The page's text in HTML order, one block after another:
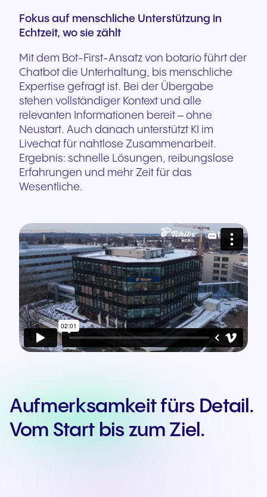
Fokus auf menschliche Unterstützung in
Echtzeit, wo sie zählt
Mit dem Bot-First-Ansatz von botario führt der
Chatbot die Unterhaltung, bis menschliche
Expertise gefragt ist. Bei der Übergabe
stehen vollständiger Kontext und alle
relevanten Informationen bereit – ohne
Neustart. Auch danach unterstützt KI im
Livechat für nahtlose Zusammenarbeit.
Ergebnis: schnelle Lösungen, reibungslose
Erfahrungen und mehr Zeit für das
Wesentliche.
Aufmerksamkeit fürs Detail.
Vom Start bis zum Ziel.